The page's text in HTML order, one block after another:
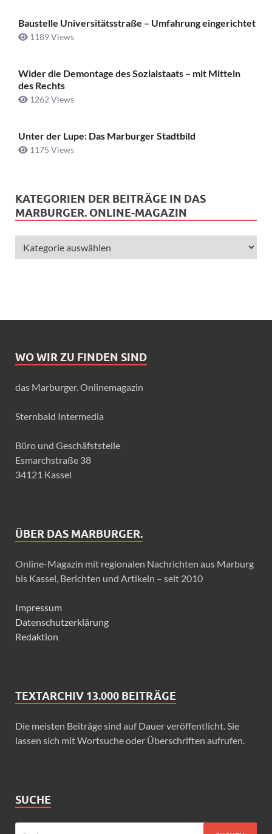
Baustelle Universitätsstraße ­– Umfahrung eingerichtet
1189 Views
Wider die Demontage des Sozialstaats – mit Mitteln
des Rechts
1262 Views
Unter der Lupe: Das Marburger Stadtbild
1175 Views
KATEGORIEN DER BEITRÄGE IN DAS
MARBURGER. ONLINE-MAGAZIN
WO WIR ZU FINDEN SIND
das Marburger. Onlinemagazin
Sternbald Intermedia
Büro und Geschäfststelle
Esmarchstraße 38
34121 Kassel
ÜBER DAS MARBURGER.
Online-Magazin mit regionalen Nachrichten aus Marburg
bis Kassel, Berichten und Artikeln – seit 2010
Impressum
Datenschutzerklärung
Redaktion
TEXTARCHIV 13.000 BEITRÄGE
Die meisten Beiträge sind auf Dauer veröffentlicht. Sie
lassen sich mit Wortsuche oder Überschriften aufrufen.
SUCHE